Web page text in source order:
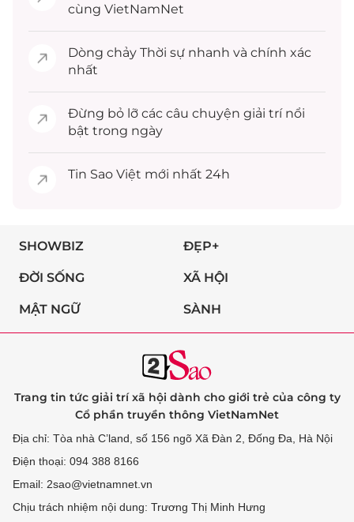
cùng VietNamNet
Dòng chảy Thời sự nhanh và chính xác
nhất
Đừng bỏ lỡ các câu chuyện giải trínổi
bật trong ngày
Tin Sao Việt mới nhất 24h
SHOWBIZ ĐẸP+
ĐỜI SỐNG XÃ HỘI
MẬT NGỮ SÀNH
Trang tin tức giải trí xã hội dành cho giới trẻ của công ty
Cổ phần truyền thông VietNamNet
Địa chỉ: Tòa nhà C’land, số 156 ngõ Xã Đàn 2, Đống Đa, Hà Nội
Điện thoại: 094 388 8166
Email: 2sao@vietnamnet.vn
Chịu trách nhiệm nội dung: Trương Thị Minh Hưng